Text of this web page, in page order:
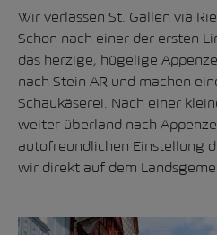
Wir verlassen St. Gallen via
Schon nach einer der ersten
das herzige, hügelige
nach Stein AR und machen
Schaukäserei . Nach einer
weiter überland nach
autofreundlichen Einstellung
wir direkt auf dem